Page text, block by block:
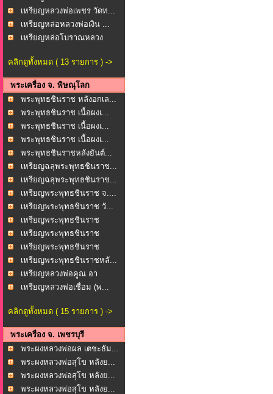
เหรียญหลวงพ่อเพชร วัดท...
เหรียญหล่อหลวงพ่อเงิน ...
เหรียญหล่อโบราณหลวง
คลิกดูทั้งหมด ( 13 รายการ ) ->
พระเครื่อง จ. พิษณุโลก
พระพุทธชินราช หลังอกเล...
พระพุทธชินราช เนื้อผงเ...
พระพุทธชินราช เนื้อผงเ...
พระพุทธชินราช เนื้อผงเ...
พระพุทธชินราชหลังยันต์...
เหรียญฉลุพระพุทธชินราช...
เหรียญฉลุพระพุทธชินราช...
เหรียญพระพุทธชินราช จ....
เหรียญพระพุทธชินราช วั...
เหรียญพระพุทธชินราช
หล... เหรียญพระพุทธชินราช
หล... เหรียญพระพุทธชินราช
หล... เหรียญพระพุทธชินราชหลั...
เหรียญหลวงพ่อคูณ อา
ภาก...เหรียญหลวงพ่อเชื่อม (พ...
คลิกดูทั้งหมด ( 15 รายการ ) ->
พระเครื่อง จ. เพชรบุรี
พระผงหลวงพ่อผล เตชะธัม...
พระผงหลวงพ่อสุโข หลังย...
พระผงหลวงพ่อสุโข หลังย...
พระผงหลวงพ่อสุโข หลังย...